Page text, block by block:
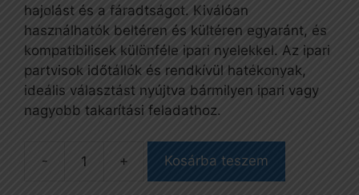
hajolást és a fáradtságot. Kiválóan
használhatók beltéren és kültéren egyaránt, és
kompatibilisek különféle ipari nyelekkel. Az ipari
partvisok időtállók és rendkívül hatékonyak,
ideális választást nyújtva bármilyen ipari vagy
nagyobb takarítási feladathoz.
Partvis,
Kosárba teszem